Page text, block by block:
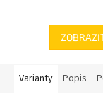
můžete
datum dodání
Varianty Popis